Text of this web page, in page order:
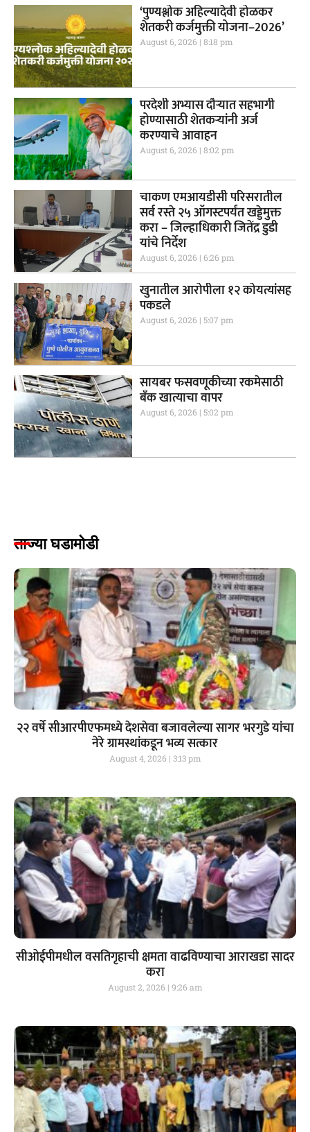
‘पुण्यश्लोक अहिल्यादेवी होळकर
शेतकरी कर्जमुक्ती योजना–2026’
August 6, 2026 8:18 pm
परदेशी अभ्यास दौऱ्यात सहभागी
होण्यासाठी शेतकऱ्यांनी अर्ज
करण्याचे आवाहन
August 6, 2026 8:02 pm
चाकण एमआयडीसी परिसरातील
सर्व रस्ते २५ ऑगस्टपर्यंत खड्डेमुक्त
करा – जिल्हाधिकारी जितेंद्र डुडी
यांचे निर्देश
August 6, 2026 6:26 pm
खुनातील आरोपीला १२ कोयत्यांसह
पकडले
August 6, 2026 5:07 pm
सायबर फसवणूकीच्या रकमेसाठी
बँक खात्याचा वापर
August 6, 2026 5:02 pm
ताज्या घडामोडी
२२ वर्षे सीआरपीएफमध्ये देशसेवा बजावलेल्या सागर भरगुडे यांचा
नेरे ग्रामस्थांकडून भव्य सत्कार
August 4, 2026 3:13 pm
सीओईपीमधील वसतिगृहाची क्षमता वाढविण्याचा आराखडा सादर
करा
August 2, 2026 9:26 am